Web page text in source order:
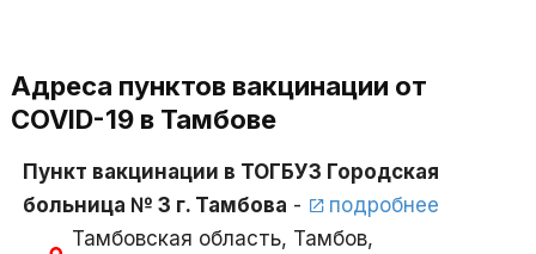
Адреса пунктов вакцинации от
COVID-19 в Тамбове
Пункт вакцинации в ТОГБУЗ Городская
больница № 3 г. Тамбова -
подробнее
Тамбовская область, Тамбов,